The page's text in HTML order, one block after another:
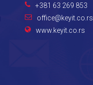
+381 63 269 853
office@keyit.co.rs
www.keyit.co.rs